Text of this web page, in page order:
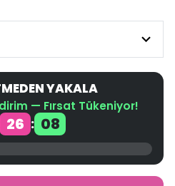
YAKALA
— Fırsat Tükeniyor!
26 : 08